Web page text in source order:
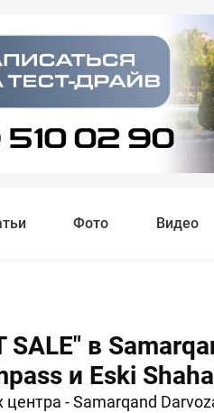
Фото Видео
в
и Eski
центра - Samarqand